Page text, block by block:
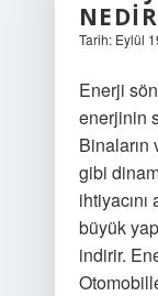
NEDIR
Tarih: Eylül
Enerji
enerjinin
Binaların
gibi
büyük
indirir.